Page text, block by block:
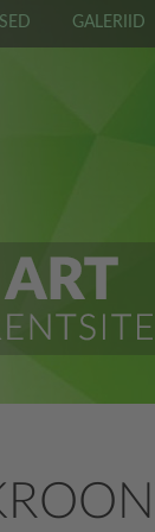
GALERIID